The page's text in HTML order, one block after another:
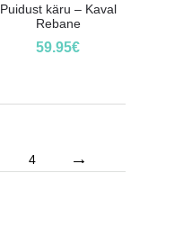
Puidust käru – Kaval
Rebane
59.95€
4 →